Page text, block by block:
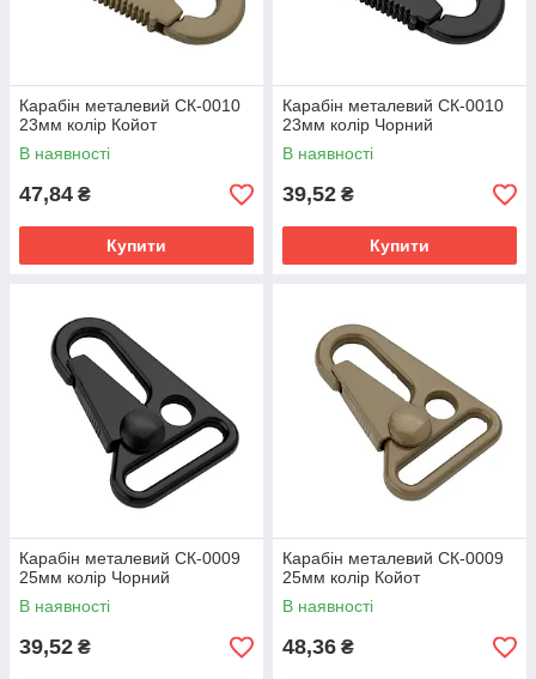
Карабін металевий СК-0010
23мм колір Койот
В наявності
47,84 ₴
Купити
Карабін металевий СК-0010
23мм колір Чорний
В наявності
39,52 ₴
Купити
Карабін металевий СК-0009
25мм колір Чорний
В наявності
39,52 ₴
Карабін металевий СК-0009
25мм колір Койот
В наявності
48,36 ₴